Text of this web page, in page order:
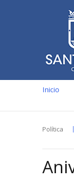
Inicio
Política